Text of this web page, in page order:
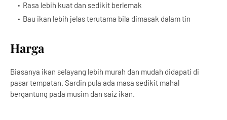
Rasa lebih kuat dan sedikit berlemak
Bau ikan lebih jelas terutama bila dimasak dalam tin
Harga
Biasanya ikan selayang lebih murah dan mudah didapati di
pasar tempatan. Sardin pula ada masa sedikit mahal
bergantung pada musim dan saiz ikan.